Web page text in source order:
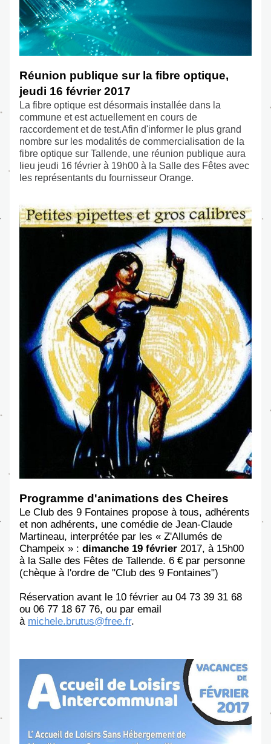
Réunion publique sur la fibre optique,
jeudi 16 février 2017
La fibre optique est désormais installée dans la
commune et est actuellement en cours de
raccordement et de test.Afin d'informer le plus grand
nombre sur les modalités de commercialisation de la
fibre optique sur Tallende, une réunion publique aura
lieu jeudi 16 février à 19h00 à la Salle des Fêtes avec
les représentants du fournisseur Orange.
Programme d'animations des Cheires
Le Club des 9 Fontaines propose à tous, adhérents
et non adhérents, une comédie de Jean-Claude
Martineau, interprétée par les « Z'Allumés de
Champeix » : dimanche 19 février 2017, à 15h00
à la Salle des Fêtes de Tallende. 6 € par personne
(chèque à l'ordre de "Club des 9 Fontaines")
Réservation avant le 10 février au 04 73 39 31 68
ou 06 77 18 67 76, ou par email
à michele.brutus@free.fr.